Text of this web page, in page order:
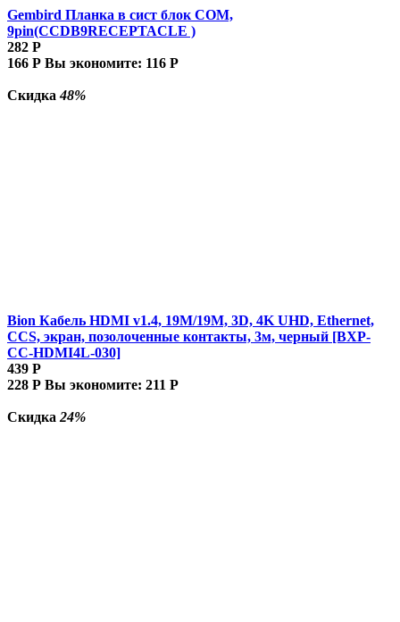
Gembird Планка в сист блок COM,
9pin(CCDB9RECEPTACLE )
282 Р
166 Р Вы экономите: 116 Р
Скидка48%
Bion Кабель HDMI v1.4, 19M/19M, 3D, 4K UHD, Ethernet,
CCS, экран, позолоченные контакты, 3м, черный [BXP-
CC-HDMI4L-030]
439 Р
228 Р Вы экономите: 211 Р
Скидка 24%